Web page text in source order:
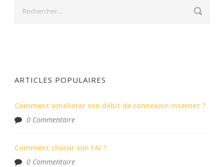
ARTICLES POPULAIRES
Comment améliorer son débit de connexion internet ?
0 Commentaire
Comment choisir son FAI ?
0 Commentaire